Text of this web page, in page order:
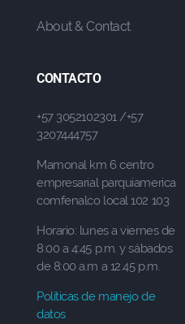
About & Contact
CONTACTO
+57 3052102301 /+57
3207444757
Mamonal km 6 centro
empresarial parquiamerica
comfenalco local 102 103
Horario: lunes a viernes de
8:00 a 4:45 p.m. y sábados
de 8:00 a.m a 12.45 p.m.
Políticas de manejo de
datos